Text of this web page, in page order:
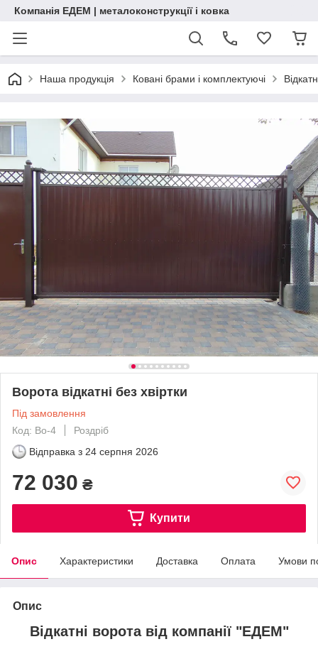
Компанія ЕДЕМ | металоконструкції і ковка
Наша продукція Ковані брами і комплектуючі
Ворота відкатні без хвіртки
Під замовлення
Код: Во-4
Роздріб
Відправка з 24 серпня 2026
72 030 ₴
Купити
Опис Характеристики Доставка Оплата Умови
Опис
Відкатні ворота від компанії "ЕДЕМ"